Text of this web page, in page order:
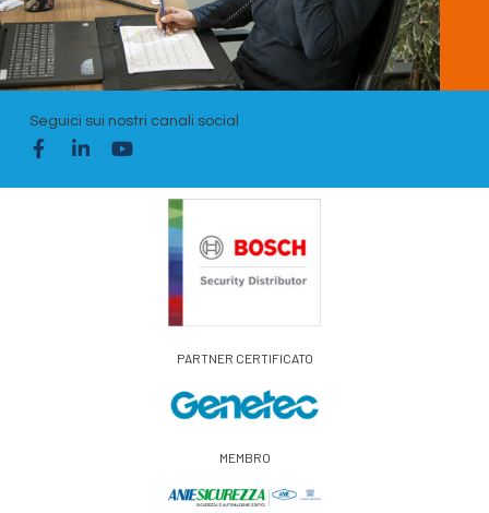
PARTNER CERTIFICATO
MEMBRO
Seguici sui nostri canali social